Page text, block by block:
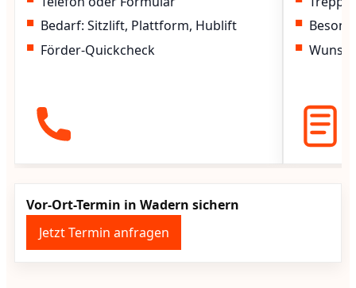
Bedarf: Sitzlift, Plattform, Hublift
Förder-Quickcheck
Vor-Ort-Termin in Wadern sichern
Jetzt Termin anfragen